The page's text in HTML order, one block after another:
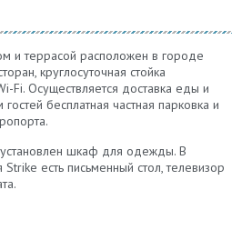
и террасой расположен в городе
круглосуточная стойка
Fi. Осуществляется доставка еды и
бесплатная частная парковка и
шкаф для одежды. В
есть письменный стол, телевизор